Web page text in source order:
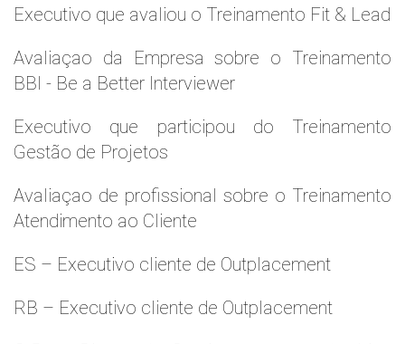
Executivo que avaliou o Treinamento Fit & Lead
Avaliaçao da Empresa sobre o Treinamento
BBI - Be a Better Interviewer
Executivo que participou do Treinamento
Gestão de Projetos
Avaliaçao de profissional sobre o Treinamento
Atendimento ao Cliente
ES – Executivo cliente de Outplacement
RB – Executivo cliente de Outplacement